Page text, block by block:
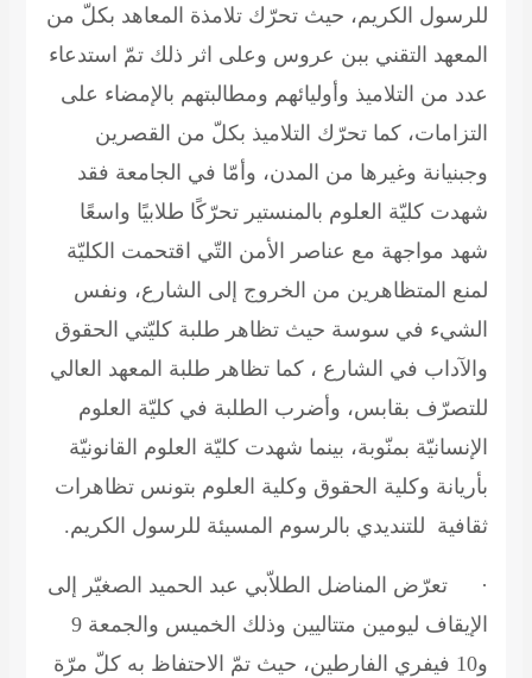
للرسول الكريم، حيث تحرّك تلامذة المعاهد بكلّ من
المعهد التقني ببن عروس وعلى اثر ذلك تمّ استدعاء
عدد من التلاميذ وأوليائهم ومطالبتهم بالإمضاء على
التزامات، كما تحرّك التلاميذ بكلّ من القصرين
وجبنيانة وغيرها من المدن، وأمّا في الجامعة فقد
شهدت كليّة العلوم بالمنستير تحرّكًا طلابيًا واسعًا
شهد مواجهة مع عناصر الأمن التّي اقتحمت الكليّة
لمنع المتظاهرين من الخروج إلى الشارع، ونفس
الشيء في سوسة حيث تظاهر طلبة كليّتي الحقوق
والآداب في الشارع ، كما تظاهر طلبة المعهد العالي
للتصرّف بقابس، وأضرب الطلبة في كليّة العلوم
الإنسانيّة بمنّوبة، بينما شهدت كليّة العلوم القانونيّة
بأريانة وكلية الحقوق وكلية العلوم بتونس تظاهرات
ثقافية للتنديدي بالرسوم المسيئة للرسول الكريم.
·
تعرّض المناضل الطلاّبي عبد الحميد الصغيّر إلى
الإيقاف ليومين متتاليين وذلك الخميس والجمعة 9
و10 فيفري الفارطين، حيث تمّ الاحتفاظ به كلّ مرّة